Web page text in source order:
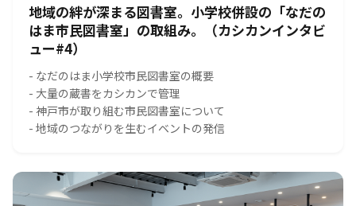
地域の絆が深まる図書室。小学校併設の「なだの
はま市民図書室」の取組み。（カシカンインタビ
ュー#4）
- なだのはま小学校市民図書室の概要
- 大量の蔵書をカシカンで管理
- 神戸市が取り組む市民図書室について
- 地域のつながりを生むイベントの発信